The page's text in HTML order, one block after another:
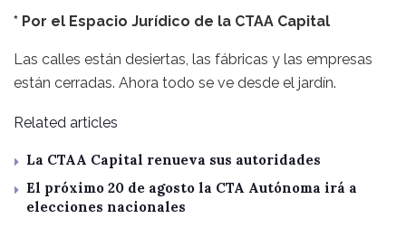
* Por el Espacio Jurídico de la CTAA Capital
Las calles están desiertas, las fábricas y las empresas
están cerradas. Ahora todo se ve desde el jardín.
Related articles
La CTAA Capital renueva sus autoridades
El próximo 20 de agosto la CTA Autónoma irá a
elecciones nacionales